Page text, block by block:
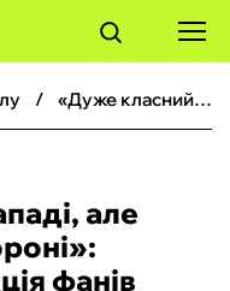
«Дуже класний в нападі, але дуже поганий в обороні»: неоднозначна реакція фанів Арсеналу на гру Зінченко в АПЛ
але
фанів